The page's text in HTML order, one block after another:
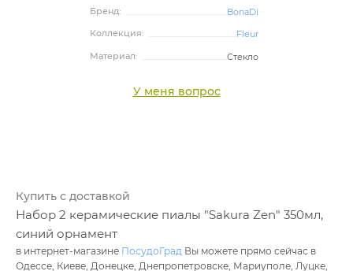
Бренд:
BonaDi
Коллекция:
Fleur
Материал:
Стекло
У меня вопрос
Купить с доставкой
Набор 2 керамические пиалы "Sakura Zen" 350мл,
синий орнамент
в интернет-магазине ПосудоГрад Вы можете прямо сейчас в
Одессе, Киеве, Донецке, Днепропетровске, Мариуполе, Луцке,